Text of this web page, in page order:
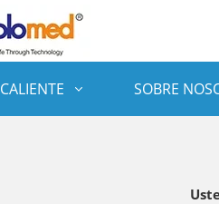
CALIENTE SOBRE